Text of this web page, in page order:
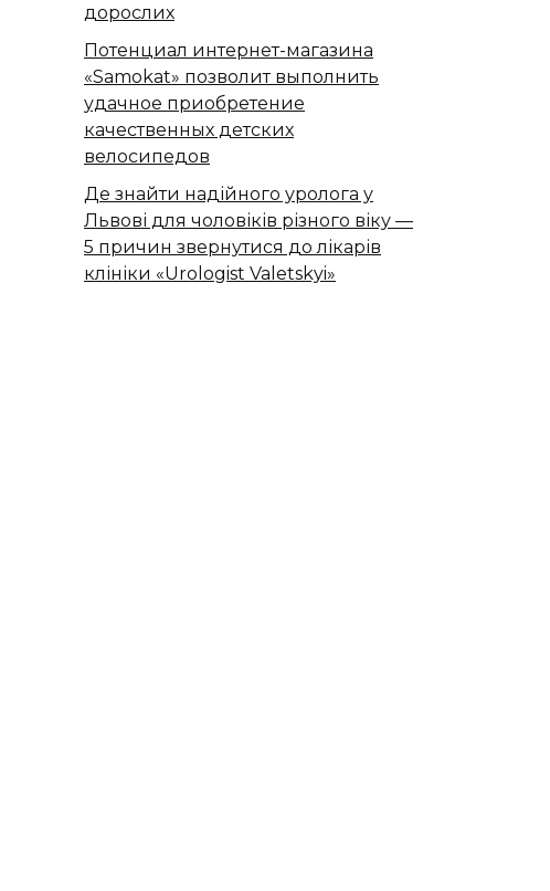
дорослих
Потенциал интернет-магазина
«Samokat» позволит выполнить
удачное приобретение
качественных детских
велосипедов
Де знайти надійного уролога у
Львові для чоловіків різного віку —
5 причин звернутися до лікарів
клініки «Urologist Valetskyi»